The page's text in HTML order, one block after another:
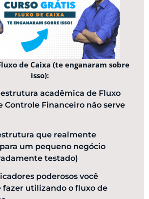
de Caixa (te enganaram sobre
isso):
acadêmica de Fluxo
Controle Financeiro não serve
que realmente
um pequeno negócio
testado)
poderosos você
fazer utilizando o fluxo de